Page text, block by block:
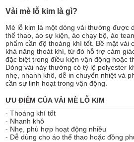
Vải mè lỗ kim là gì?
Mè lỗ kim là một dòng vải thường được
thể thao, áo sự kiện, áo chạy bộ, áo
phẩm cần độ thoáng khí tốt. Bề mặt vải
khả năng thoát khí, từ đó hỗ trợ cảm
đặc biệt trong điều kiện vận động hoặc
Dòng vải này thường có tỷ lệ polyester
nhẹ, nhanh khô, dễ in chuyển nhiệt và
cần sự linh hoạt trong vận động.
ƯU ĐIỂM CỦA VẢI MÈ LỖ KIM
- Thoáng khí tốt
- Nhanh khô
- Nhẹ, phù hợp hoạt động nhiều
- Dễ dùng cho áo thể thao hoặc đồng